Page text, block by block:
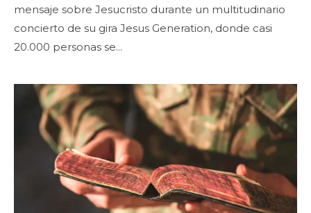
mensaje sobre Jesucristo durante un multitudinario
concierto de su gira Jesus Generation, donde casi
20.000 personas se...